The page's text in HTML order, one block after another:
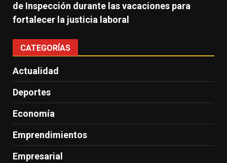
de Inspección durante las vacaciones para
fortalecer la justicia laboral
CATEGORÍAS
Actualidad
Deportes
Economía
Emprendimientos
Empresarial